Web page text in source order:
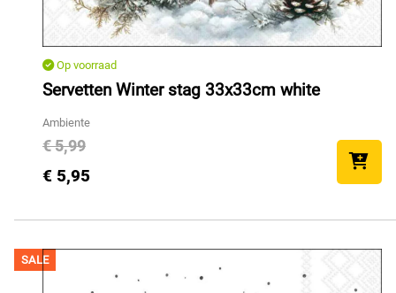
Op voorraad
Servetten Winter stag 33x33cm white
Ambiente
€ 5,99
€ 5,95
SALE